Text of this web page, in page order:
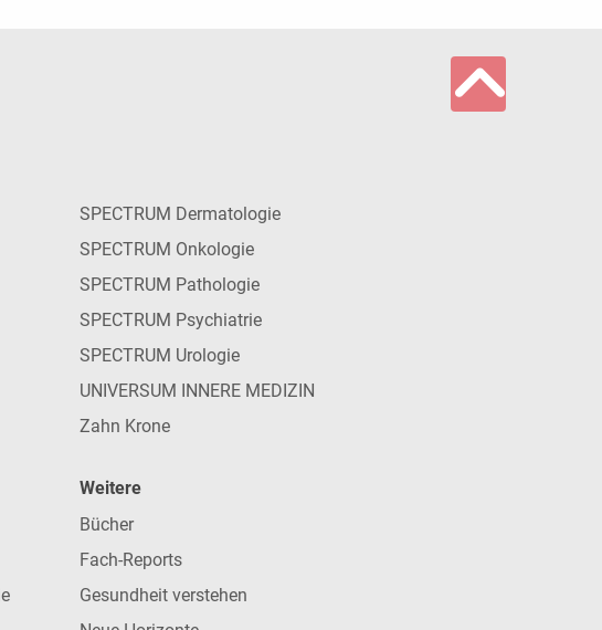
SPECTRUM Dermatologie
SPECTRUM Onkologie
SPECTRUM Pathologie
SPECTRUM Psychiatrie
SPECTRUM Urologie
UNIVERSUM INNERE MEDIZIN
Zahn Krone
Weitere
Bücher
Fach-Reports
Gesundheit verstehen